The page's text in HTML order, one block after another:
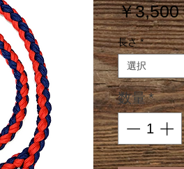
￥3,500
長さ *
選択
数量*